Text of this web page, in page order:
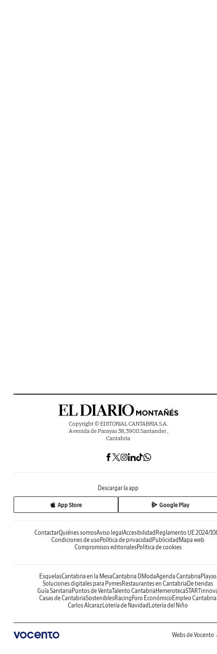
Copyright © EDITORIAL CANTABRIA S.A.
Avenida de Parayas 38, 39011 Santander ,
Cantabria
Descargar la app
App Store Google Play
ContactarQuiénes somosAviso legal Accesibilidad Reglamento UE 2024/
Condiciones de uso Política de privacidad Publicidad Mapa web
Compromisos editorialesPolítica de cookies
EsquelasCantabria en la MesaCantabria DModaAgenda Cantabria Playas
Soluciones digitales para PymesRestaurantes en Cantabria De tiendas
Guía Sanitaria Puntos de VentaTalento Cantabria Hemeroteca
Casas de CantabriaSosteniblesRacing Foro Económico Empleo Cantabria
Carlos AlcarazLotería de Navidad Lotería del Niño
Webs de Vocento